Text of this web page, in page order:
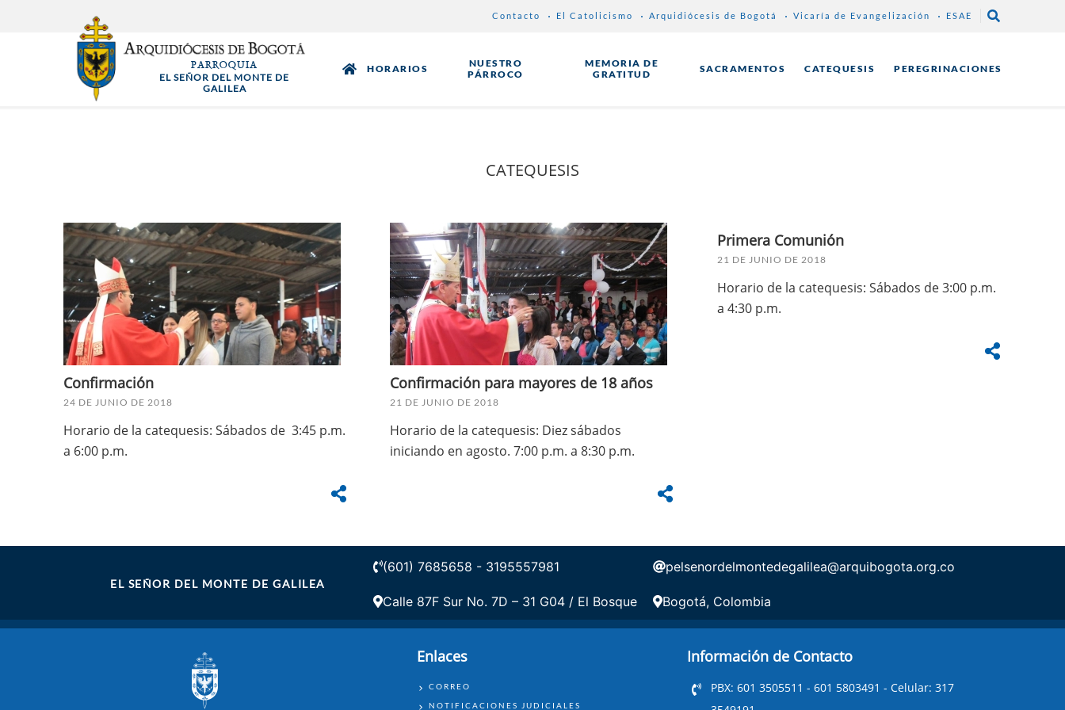
Contacto El Catolicismo Arquidiócesis de Bogotá Vicaría de Evangelización ESAE
PARROQUIA
EL SEÑOR DEL MONTE DE
GALILEA
HORARIOS
NUESTRO
PÁRROCO
MEMORIA DE
GRATITUD
SACRAMENTOS CATEQUESIS PEREGRINACIONES
CATEQUESIS
Confirmación
24 DE JUNIO DE 2018
Horario de la catequesis: Sábados de 3:45 p.m.
a 6:00 p.m.
Confirmación para mayores de 18 años
21 DE JUNIO DE 2018
Horario de la catequesis: Diez sábados
iniciando en agosto. 7:00 p.m. a 8:30 p.m.
Primera Comunión
21 DE JUNIO DE 2018
Horario de la catequesis: Sábados de 3:00 p.m.
a 4:30 p.m.
EL SEÑOR DEL MONTE DE GALILEA
(601) 7685658 - 3195557981 pelsenordelmontedegalilea@arquibogota.org.co
Calle 87F Sur No. 7D – 31 G04 / El Bosque Bogotá, Colombia
Enlaces
ENLACES
CORREO
NOTIFICACIONES JUDICIALES
Información de Contacto
PBX: 601 3505511 - 601 5803491 - Celular: 317